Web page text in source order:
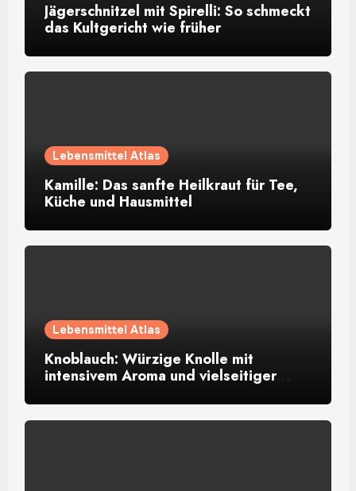
Jägerschnitzel mit Spirelli: So schmeckt
das Kultgericht wie früher
Lebensmittel Atlas
Kamille: Das sanfte Heilkraut für Tee,
Küche und Hausmittel
Lebensmittel Atlas
Knoblauch: Würzige Knolle mit
intensivem Aroma und vielseitiger